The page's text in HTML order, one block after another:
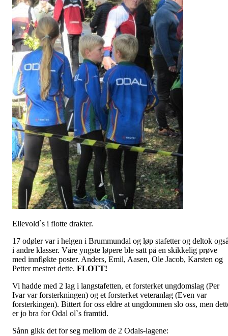
Ellevold`s i flotte drakter.
17 odøler var i helgen i Brummundal og løp stafetter og deltok
i andre klasser. Våre yngste løpere ble satt på en skikkelig prøve
med innfløkte poster. Anders, Emil, Aasen, Ole Jacob, Karsten og
Petter mestret dette. FLOTT!
Vi hadde med 2 lag i langstafetten, et forsterket ungdomslag (Per
Ivar var forsterkningen) og et forsterket veteranlag (Even var
forsterkingen). Bittert for oss eldre at ungdommen slo oss, men
er jo bra for Odal ol`s framtid.
Sånn gikk det for seg mellom de 2 Odals-lagene: